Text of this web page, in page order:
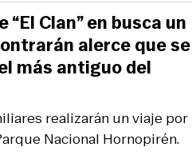
realizarán un viaje por
Nacional Hornopirén.
Clan” en busca un
alerce que se
más antiguo del